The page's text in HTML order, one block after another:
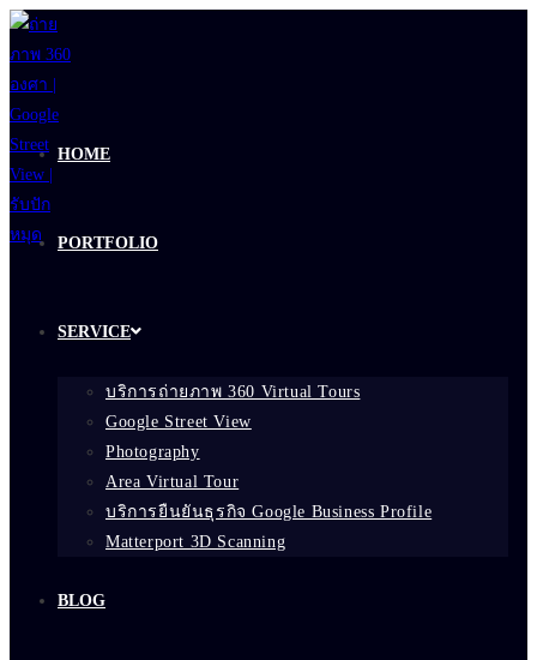
Skip
to
content
HOME
PORTFOLIO
SERVICE
บริการถ่ายภาพ 360 Virtual Tours
Google Street View
Photography
Area Virtual Tour
บริการยืนยันธุรกิจ Google Business Profile
Matterport 3D Scanning
BLOG